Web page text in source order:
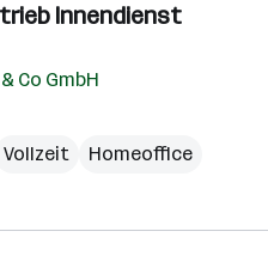
Innendienst
Co GmbH
Vollzeit Homeoffice